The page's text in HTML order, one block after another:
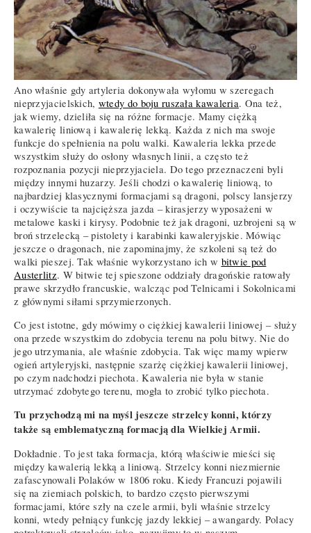
Ano właśnie gdy artyleria dokonywała wyłomu w szeregach
nieprzyjacielskich, wtedy do boju ruszała kawaleria. Ona też,
jak wiemy, dzieliła się na różne formacje. Mamy ciężką
kawalerię liniową i kawalerię lekką. Każda z nich ma swoje
funkcje do spełnienia na polu walki. Kawaleria lekka przede
wszystkim służy do osłony własnych linii, a często też
rozpoznania pozycji nieprzyjaciela. Do tego przeznaczeni byli
między innymi huzarzy. Jeśli chodzi o kawalerię liniową, to
najbardziej klasycznymi formacjami są dragoni, polscy lansjerzy
i oczywiście ta najcięższa jazda – kirasjerzy wyposażeni w
metalowe kaski i kirysy. Podobnie też jak dragoni, uzbrojeni są w
broń strzelecką – pistolety i karabinki kawaleryjskie. Mówiąc
jeszcze o dragonach, nie zapominajmy, że szkoleni są też do
walki pieszej. Tak właśnie wykorzystano ich w bitwie pod
Austerlitz. W bitwie tej spieszone oddziały dragońskie ratowały
prawe skrzydło francuskie, walcząc pod Telnicami i Sokolnicami
z głównymi siłami sprzymierzonych.
Co jest istotne, gdy mówimy o ciężkiej kawalerii liniowej – służy
ona przede wszystkim do zdobycia terenu na polu bitwy. Nie do
jego utrzymania, ale właśnie zdobycia. Tak więc mamy wpierw
ogień artyleryjski, następnie szarżę ciężkiej kawalerii liniowej,
po czym nadchodzi piechota. Kawaleria nie była w stanie
utrzymać zdobytego terenu, mogła to zrobić tylko piechota.
Tu przychodzą mi na myśl jeszcze strzelcy konni, którzy
także są emblematyczną formacją dla Wielkiej Armii.
Dokładnie. To jest taka formacja, którą właściwie mieści się
między kawalerią lekką a liniową. Strzelcy konni niezmiernie
zafascynowali Polaków w 1806 roku. Kiedy Francuzi pojawili
się na ziemiach polskich, to bardzo często pierwszymi
formacjami, które szły na czele armii, byli właśnie strzelcy
konni, wtedy pełniący funkcję jazdy lekkiej – awangardy. Polacy